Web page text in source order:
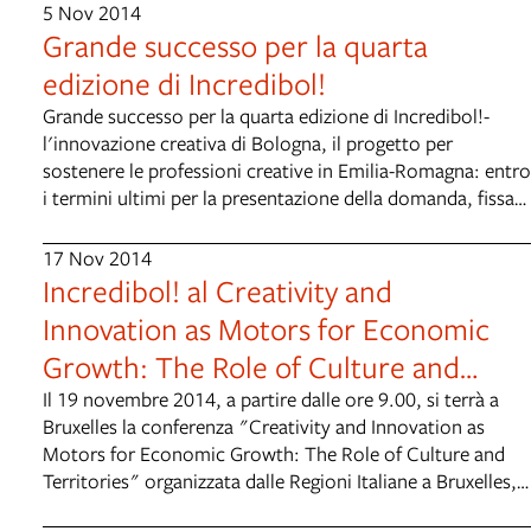
partecipazione del bando aperto fino al 30 ottobre,
l'appuntamento di Cesena ospiterà gli interventi di due
vincitori delle scorse edizioni, Idea Ginger e Night Created
Design, per confrontare le proprie esperienze con quelle
dei team selezionati dal bando Impresa Creativa: Missione
Possibile. Il prossimo e ultimo appuntamento
dell'Incredibol Tour! 2014 sarà il 16 ottobre a Bologna,
presso la Sala Tassinari di Palazzo d'Accursio (piazza
delle professioni creative della Regione Emilia-Romagna
saranno impegnati in incontri con singoli candidati, per
dare consigli su come migliorare e perfezionare il proprio
progetto in vista del 30 ottobre.
5 Nov 2014
Grande successo per la quarta
edizione di Incredibol!
Grande successo per la quarta edizione di Incredibol!-
l'innovazione creativa di Bologna, il progetto per
sostenere le professioni creative in Emilia-Romagna: entro
i termini ultimi per la presentazione della domanda, fissati
d’impresa, rispetto ai 87 della precedente edizione del
2013. Nel dettaglio, sono state presentate 49 proposte da
associazioni e 67 proposte da neo-imprese, liberi
professionisti e studi associati di tutta l'Emilia-Romagna.A
questi si affiancano quest'anno i 13 co-working della
regione che hanno chiesto di poter essere accreditati, in
cui alcuni vincitori di Incredibol potranno spendere un
voucher apposito di 1.500,00 euro. L'accreditamento dei
co-working continua, gli interessati possono ancora
inviare i moduli. In particolare le domande sono arrivate
dalle seguenti zone: 65 da Bologna e provincia (31
17 Nov 2014
Incredibol! al Creativity and
Innovation as Motors for Economic
Growth: The Role of Culture and
Territories
Il 19 novembre 2014, a partire dalle ore 9.00, si terrà a
Bruxelles la conferenza "Creativity and Innovation as
Motors for Economic Growth: The Role of Culture and
Territories" organizzata dalle Regioni Italiane a Bruxelles,